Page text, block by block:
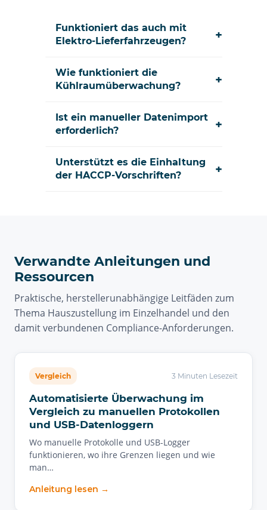
Funktioniert das auch mit
Elektro-Lieferfahrzeugen?
+
Wie funktioniert die
Kühlraumüberwachung?
+
Ist ein manueller Datenimport
erforderlich?
+
Unterstützt es die Einhaltung
der HACCP-Vorschriften?
+
Verwandte Anleitungen und
Ressourcen
Praktische, herstellerunabhängige Leitfäden zum
Thema Hauszustellung im Einzelhandel und den
damit verbundenen Compliance-Anforderungen.
Vergleich 3 Minuten Lesezeit
Automatisierte Überwachung im
Vergleich zu manuellen Protokollen
und USB-Datenloggern
Wo manuelle Protokolle und USB-Logger
funktionieren, wo ihre Grenzen liegen und wie
man…
Anleitung lesen →